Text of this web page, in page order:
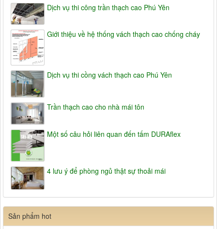
Dịch vụ thi công trần thạch cao Phú Yên
Giới thiệu về hệ thống vách thạch cao chống cháy
Dịch vụ thi cồng vách thạch cao Phú Yên
Trần thạch cao cho nhà mái tôn
Một số câu hỏi liên quan đến tấm DURAflex
4 lưu ý để phòng ngủ thật sự thoải mái
Sản phẩm hot